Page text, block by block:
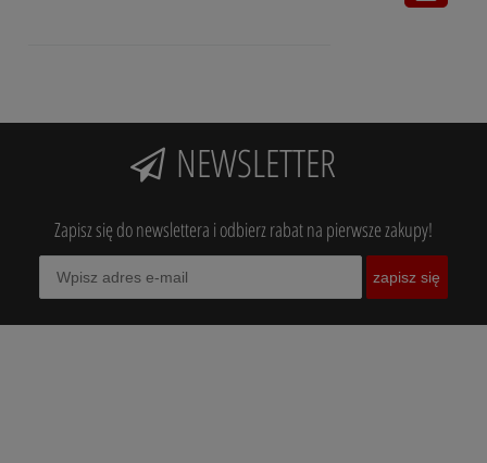
NEWSLETTER
Zapisz się do newslettera i odbierz rabat na pierwsze zakupy!
zapisz się